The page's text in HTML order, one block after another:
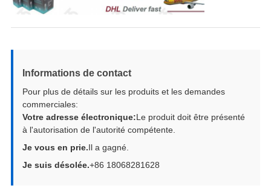
Informations de contact
Pour plus de détails sur les produits et les demandes
commerciales:
Votre adresse électronique:Le produit doit être présenté
à l'autorisation de l'autorité compétente.
Je vous en prie.Il a gagné.
Je suis désolée.+86 18068281628